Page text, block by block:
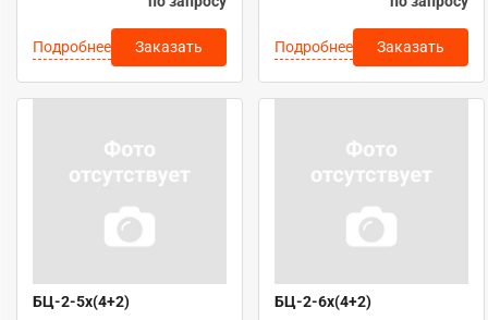
Подробнее Заказать Подробнее Заказать
БЦ-2-5х(4+2)
БЦ-2-6х(4+2)